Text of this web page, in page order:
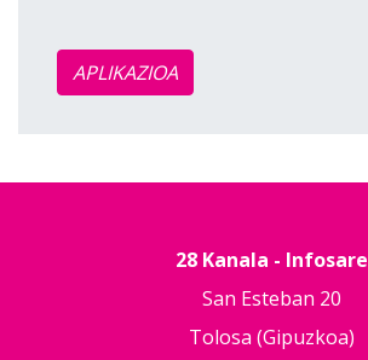
APLIKAZIOA
28 Kanala - Infosare
San Esteban 20
Tolosa (Gipuzkoa)